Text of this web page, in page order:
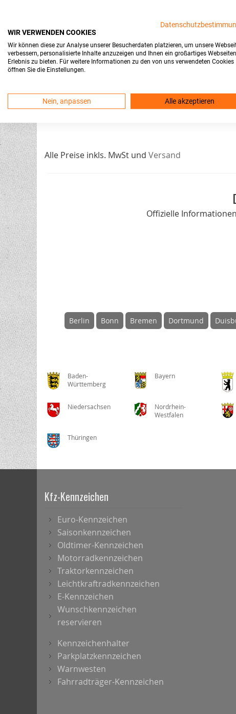
Alle Preise inkls. MwSt und Versand
Offizielle
Berlin Bonn Bremen Dortmund
Baden-
Württemberg
Bayern
Niedersachsen
Nordrhein-
Westfalen
Thüringen
Kfz-Kennzeichen
Euro-Kennzeichen
Saisonkennzeichen
Oldtimer-Kennzeichen
Motorradkennzeichen
Traktorkennzeichen
Leichtkraftradkennzeichen
E-Kennzeichen
Wunschkennzeichen
reservieren
Kennzeichenhalter
Parkplatzkennzeichen
Warnwesten
Fahrradträger-Kennzeichen
WIR VERWENDEN COOKIES
Wir können diese zur Analyse unserer Besucherdaten platzieren, um unsere
verbessern, personalisierte Inhalte anzuzeigen und Ihnen ein großartiges
Erlebnis zu bieten. Für weitere Informationen zu den von uns verwendeten Cookies
öffnen Sie die Einstellungen.
Nein, anpassen Alle akzeptieren